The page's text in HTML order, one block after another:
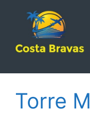
Torre